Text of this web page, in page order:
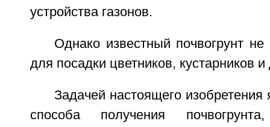
устройства газонов.
Однако известный почвогрунт
для посадки цветников, кустарников
Задачей настоящего изобретения
способа получения